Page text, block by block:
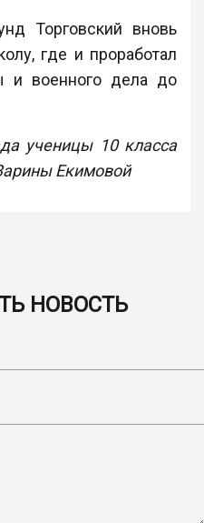
Торговский вновь
где и проработал
и военного дела до
ученицы 10 класса
Екимовой
НОВОСТЬ